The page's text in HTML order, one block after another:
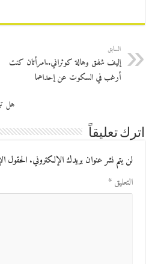
السابق
إليف شفق وهالة كوثراني..امرأتان كنت
أرغب في السكوت عن إحداهما
هل
اترك تعليقاً
لن يتم نشر عنوان بريدك الإلكتروني.الحقول
التعليق*